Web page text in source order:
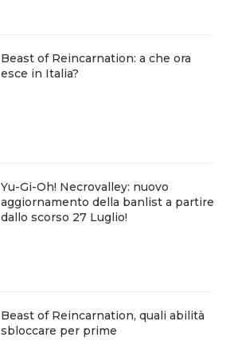
Beast of Reincarnation: a che ora
esce in Italia?
Yu-Gi-Oh! Necrovalley: nuovo
aggiornamento della banlist a partire
dallo scorso 27 Luglio!
Beast of Reincarnation, quali abilità
sbloccare per prime